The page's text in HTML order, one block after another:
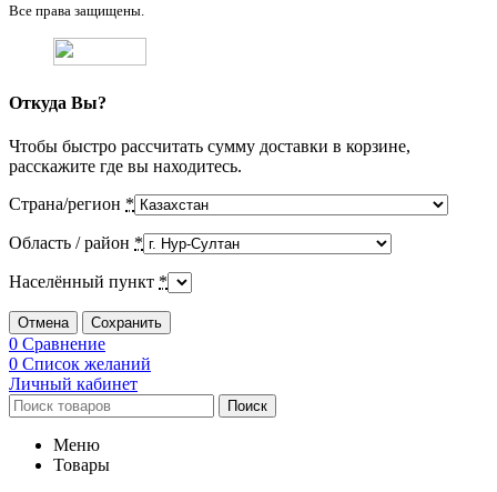
Все права защищены.
Откуда Вы?
Чтобы быстро рассчитать сумму доставки в корзине,
расскажите где вы находитесь.
Страна/регион *
Область / район *
Населённый пункт *
Отмена Сохранить
0 Сравнение
0 Список желаний
Личный кабинет
Поиск
Меню
Товары